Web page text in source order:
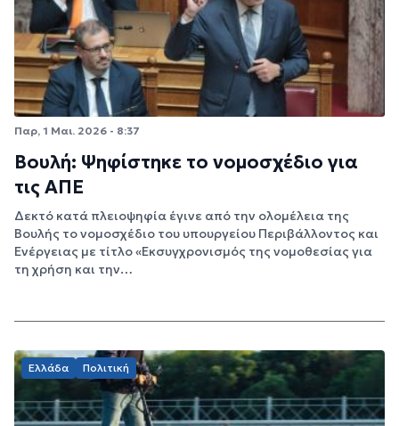
Παρ, 1 Μαι. 2026 - 8:37
Βουλή: Ψηφίστηκε το νομοσχέδιο για
τις ΑΠΕ
Δεκτό κατά πλειοψηφία έγινε από την ολομέλεια της
Βουλής το νομοσχέδιο του υπουργείου Περιβάλλοντος και
Ενέργειας με τίτλο «Εκσυγχρονισμός της νομοθεσίας για
τη χρήση και την…
Ελλάδα Πολιτική